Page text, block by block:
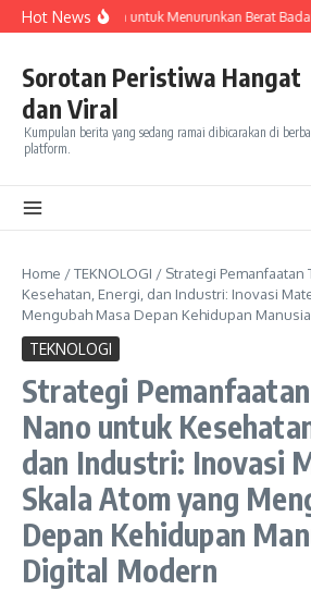
Skip to content
Hot NewsOlahraga untuk Menurunkan Berat
Sorotan Peristiwa Hangat
dan Viral
Kumpulan berita yang sedang ramai dibicarakan di
platform.
Home /TEKNOLOGI / Strategi
Kesehatan, Energi, dan Industri: Inovasi
Mengubah Masa Depan Kehidupan
TEKNOLOGI
Strategi
Nano untuk
dan Industri: Inovasi
Skala Atom yang
Depan Kehidupan
Digital Modern